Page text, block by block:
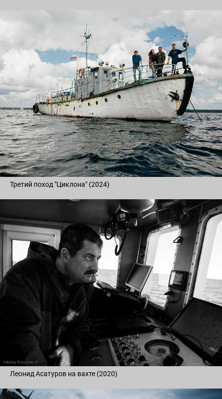
Третий поход "Циклона" (2024)
Леонид Асатуров на вахте (2020)